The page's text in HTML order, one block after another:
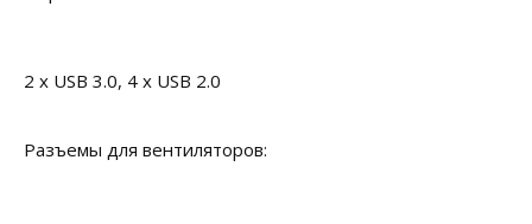
2 x USB 3.0, 4 x USB 2.0
Разъемы для вентиляторов: